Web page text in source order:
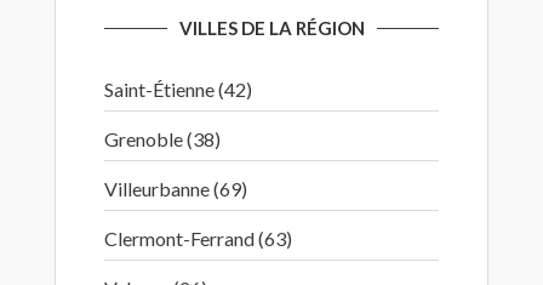
VILLES DE LA RÉGION
Saint-Étienne (42)
Grenoble (38)
Villeurbanne (69)
Clermont-Ferrand (63)